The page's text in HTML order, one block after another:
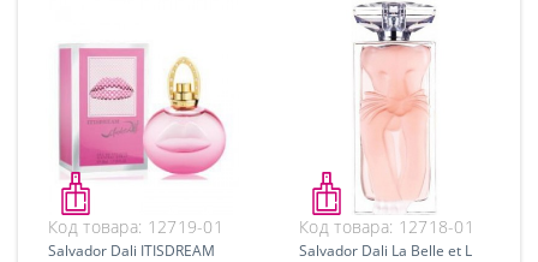
Код товара: 12719-01
Salvador Dali ITISDREAM
Код товара: 12718-01
Salvador Dali La Belle et L